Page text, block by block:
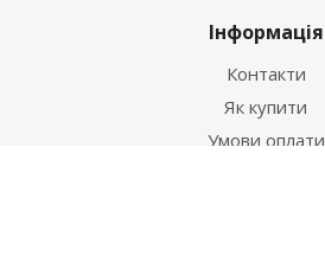
Інформація
Контакти
Як купити
Умови оплати